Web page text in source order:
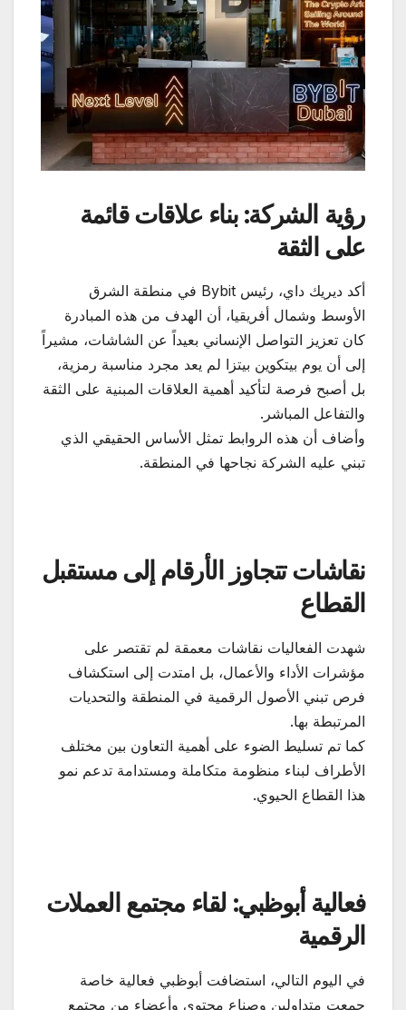
رؤية الشركة: بناء علاقات قائمة
على الثقة
أكد ديريك داي، رئيس Bybit في منطقة الشرق
الأوسط وشمال أفريقيا، أن الهدف من هذه المبادرة
كان تعزيز التواصل الإنساني بعيداً عن الشاشات، مشيراً
إلى أن يوم بيتكوين بيتزا لم يعد مجرد مناسبة رمزية،
بل أصبح فرصة لتأكيد أهمية العلاقات المبنية على الثقة
والتفاعل المباشر.
وأضاف أن هذه الروابط تمثل الأساس الحقيقي الذي
تبني عليه الشركة نجاحها في المنطقة.
نقاشات تتجاوز الأرقام إلى مستقبل
القطاع
شهدت الفعاليات نقاشات معمقة لم تقتصر على
مؤشرات الأداء والأعمال، بل امتدت إلى استكشاف
فرص تبني الأصول الرقمية في المنطقة والتحديات
المرتبطة بها.
كما تم تسليط الضوء على أهمية التعاون بين مختلف
الأطراف لبناء منظومة متكاملة ومستدامة تدعم نمو
هذا القطاع الحيوي.
فعالية أبوظبي: لقاء مجتمع العملات
الرقمية
في اليوم التالي، استضافت أبوظبي فعالية خاصة
جمعت متداولين وصناع محتوى وأعضاء من مجتمع